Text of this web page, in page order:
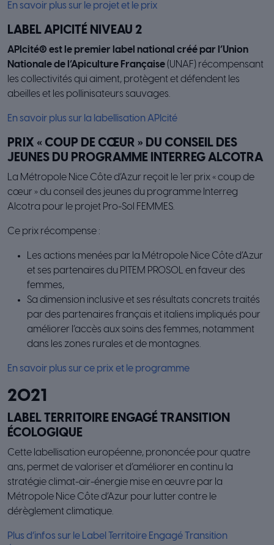
En savoir plus sur le projet et le prix
LABEL APICITÉ NIVEAU 2
APIcité® est le premier label national créé par l’Union
Nationale de l’Apiculture Française(UNAF) récompensant
les collectivités qui aiment, protègent et défendent les
abeilles et les pollinisateurs sauvages.
En savoir plus sur la labellisation APIcité
PRIX « COUP DE CŒUR » DU CONSEIL DES
JEUNES DU PROGRAMME INTERREG ALCOTRA
La Métropole Nice Côte d’Azur reçoit le 1er prix « coup de
cœur » du conseil des jeunes du programme Interreg
Alcotra pour le projet Pro-Sol FEMMES.
Ce prix récompense :
Les actions menées par la Métropole Nice Côte d’Azur
et ses partenaires du PITEM PROSOL en faveur des
femmes,
Sa dimension inclusive et ses résultats concrets traités
par des partenaires français et italiens impliqués pour
améliorer l’accès aux soins des femmes, notamment
dans les zones rurales et de montagnes.
En savoir plus sur ce prix et le programme
2021
LABEL TERRITOIRE ENGAGÉ TRANSITION
ÉCOLOGIQUE
Cette labellisation européenne, prononcée pour quatre
ans, permet de valoriser et d’améliorer en continu la
stratégie climat-air-énergie mise en œuvre par la
Métropole Nice Côte d’Azur pour lutter contre le
dérèglement climatique.
Plus d’infos sur le Label Territoire Engagé Transition